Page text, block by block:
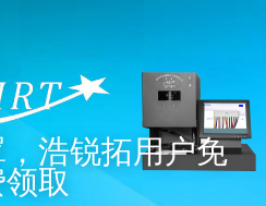
浩锐拓用户免
取